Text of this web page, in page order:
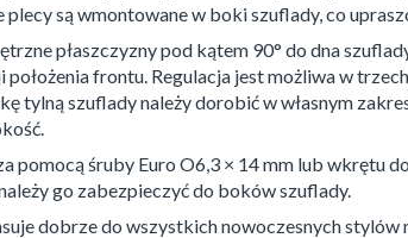
są wmontowane w boki szuflady, co
płaszczyzny pod kątem 90° do dna
frontu. Regulacja jest możliwa w
tylną szuflady należy dorobić w własnym
śruby Euro O6,3 × 14 mm lub wkrętu
go zabezpieczyć do boków szuflady.
dobrze do wszystkich nowoczesnych stylów